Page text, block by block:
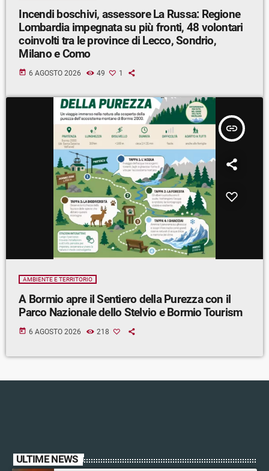
Incendi boschivi, assessore La Russa: Regione
Lombardia impegnata su più fronti, 48 volontari
coinvolti tra le province di Lecco, Sondrio,
Milano e Como
today 6 AGOSTO 2026 49 1
insert_link
AMBIENTE E TERRITORIO
A Bormio apre il Sentiero della Purezza con il
Parco Nazionale dello Stelvio e Bormio Tourism
today 6 AGOSTO 2026 218
ULTIME NEWS